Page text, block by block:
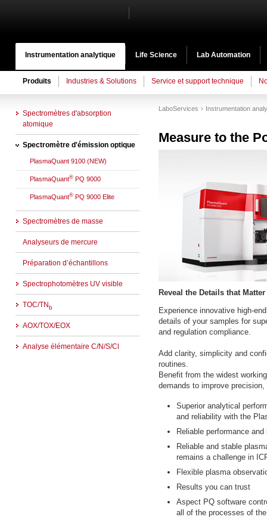
Instrumentation analytique
Produits Industries & Solutions Service et support technique
Life Science Lab Automation
Spectromètres d'absorption
atomique
Spectromètre d'émission optique
PlasmaQuant 9100 (NEW)
PlasmaQuant® PQ 9000
PlasmaQuant® PQ 9000 Elite
Spectromètres de masse
Analyseurs de mercure
Préparation d’échantillons
Spectrophotomètres UV visible
TOC/TNb
AOX/TOX/EOX
Analyse élémentaire C/N/S/Cl
LaboServices Instrumentation
Measure to the
Reveal the Details that
Experience innovative high-
details of your samples for
and regulation compliance.
Add clarity, simplicity and
routines.
Benefit from the widest
demands to improve
Superior analytical
and reliability with the
Reliable performance
Reliable and stable
remains a challenge in
Flexible plasma
Results you can trust
Aspect PQ software
all of the processes of